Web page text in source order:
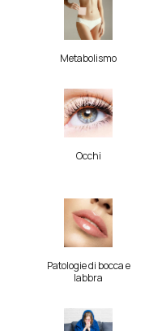
Metabolismo
Occhi
Patologie di bocca e
labbra